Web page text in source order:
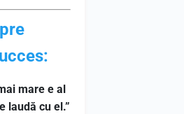
mare e al
laudă cu el.”